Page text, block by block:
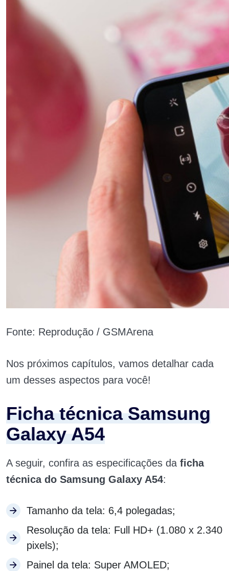
Fonte: Reprodução / GSMArena
Nos próximos capítulos, vamos detalhar cada
um desses aspectos para você!
Ficha técnica Samsung
Galaxy A54
A seguir, confira as especificações da ficha
técnica do Samsung Galaxy A54:
Tamanho da tela: 6,4 polegadas;
Resolução da tela: Full HD+ (1.080 x 2.340
pixels);
Painel da tela: Super AMOLED;